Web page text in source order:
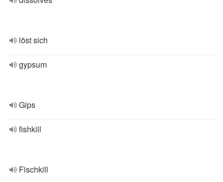
löst sich
gypsum
Gips
fishkill
Fischkill